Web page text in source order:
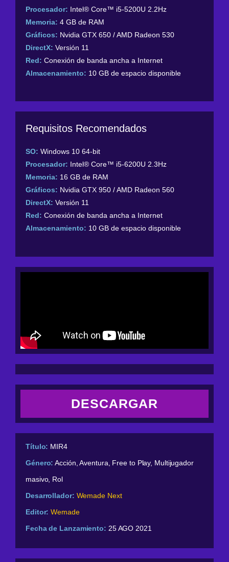
Procesador: Intel® Core™ i5-5200U 2.2Hz
Memoria: 4 GB de RAM
Gráficos: Nvidia GTX 650 / AMD Radeon 530
DirectX: Versión 11
Red: Conexión de banda ancha a Internet
Almacenamiento: 10 GB de espacio disponible
Requisitos Recomendados
SO: Windows 10 64-bit
Procesador: Intel® Core™ i5-6200U 2.3Hz
Memoria: 16 GB de RAM
Gráficos: Nvidia GTX 950 / AMD Radeon 560
DirectX: Versión 11
Red: Conexión de banda ancha a Internet
Almacenamiento: 10 GB de espacio disponible
DESCARGAR
Título: MIR4
Género: Acción, Aventura, Free to Play, Multijugador
masivo, Rol
Desarrollador: Wemade Next
Editor: Wemade
Fecha de Lanzamiento: 25 AGO 2021